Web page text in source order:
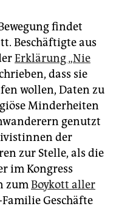
findet
Beschäftigte aus
Erklärung „Nie
dass sie
wollen, Daten zu
Minderheiten
genutzt
der
zur Stelle, als die
im Kongress
zumBoykott aller
Geschäfte